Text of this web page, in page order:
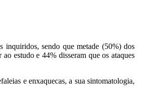
sendo que metade (50%) dos
estudo e 44% disseram que os ataques
e enxaquecas, a sua sintomatologia,